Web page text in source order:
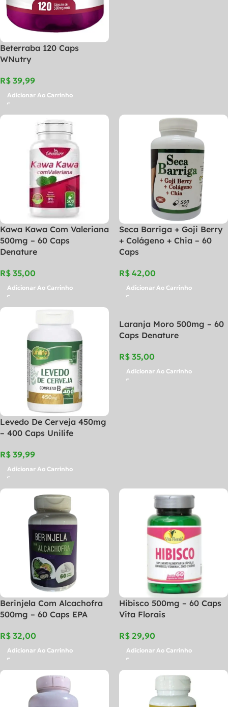
Beterraba 120 Caps
WNutry
R$
Adicionar Ao Carrinho
Kawa Kawa Com Valeriana
500mg – 60 Caps
Denature
R$
Adicionar Ao Carrinho
Seca Barriga + Goji Berry
+ Colágeno + Chia – 60
Caps
R$
Adicionar Ao Carrinho
Levedo De Cerveja 450mg
– 400 Caps Unilife
R$
Adicionar Ao Carrinho
Laranja Moro 500mg – 60
Caps Denature
R$
Adicionar Ao Carrinho
Berinjela Com Alcachofra
500mg – 60 Caps EPA
R$
Adicionar Ao Carrinho
Hibisco 500mg – 60 Caps
Vita Florais
R$
Adicionar Ao Carrinho